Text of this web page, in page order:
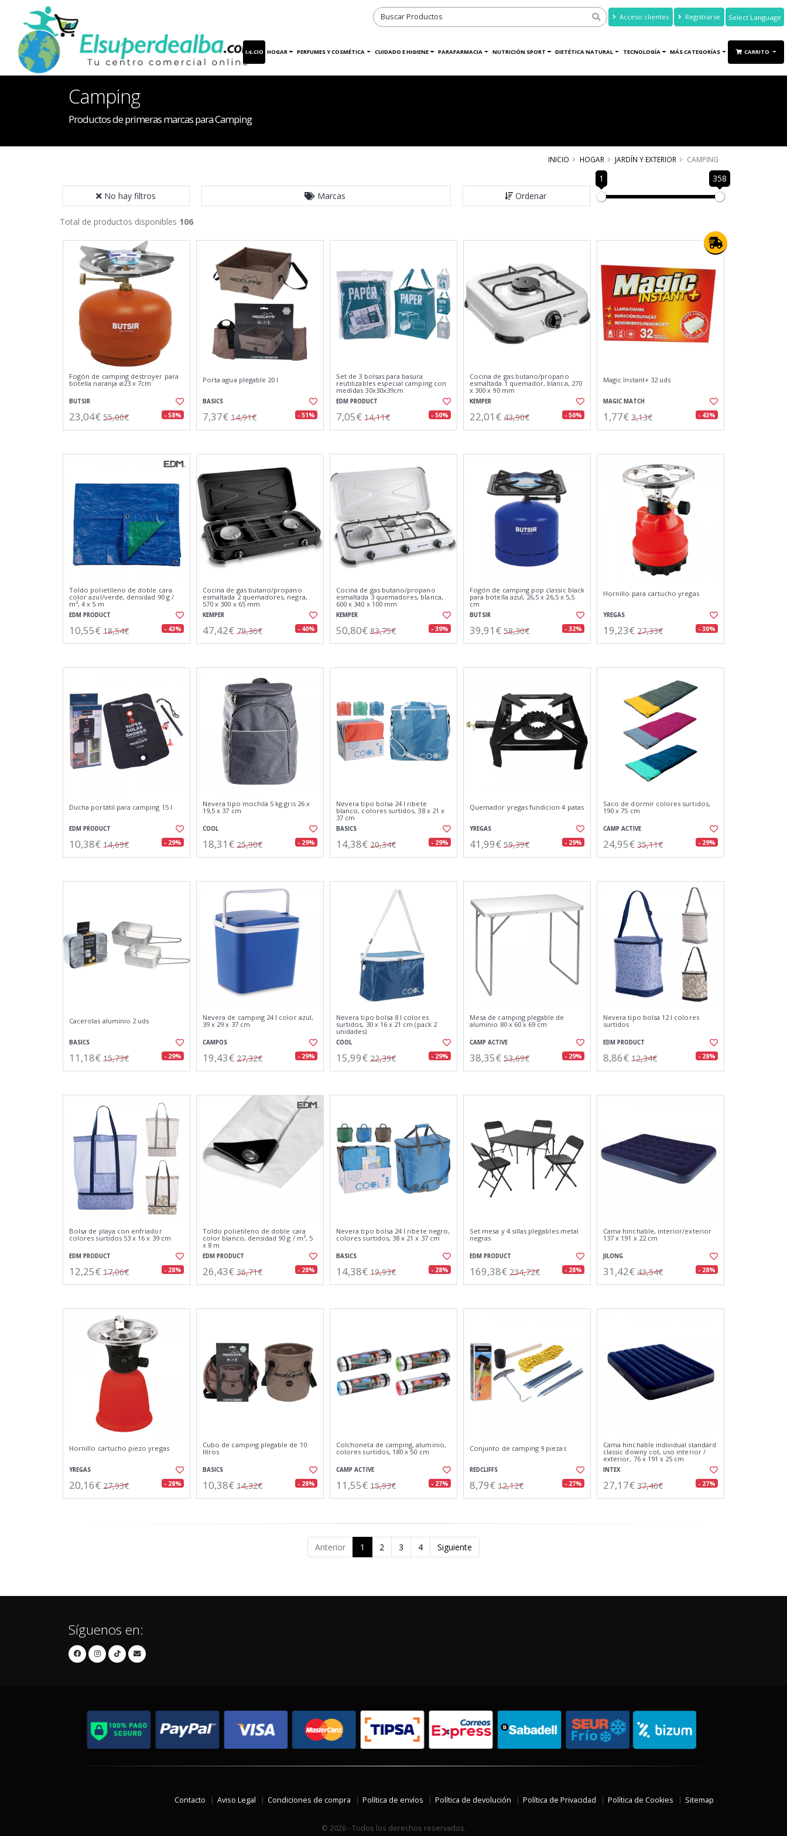
Acceso clientes Registrarse
Translate
INICIO HOGAR PERFUMES Y COSMÉTICA CUIDADO E HIGIENE PARAFARMACIA NUTRICIÓN SPORT DIETÉTICA NATURAL TECNOLOGÍA MÁS CATEGORÍAS CARRITO
Camping
Productos de primeras marcas para Camping
INICIO HOGAR JARDÍN Y EXTERIOR CAMPING
No hay filtros Marcas Ordenar
1 358
Total de productos disponibles 106
Fogón de camping destroyer para
botella naranja ø23 x 7cm
BUTSIR
23,04€ 55,00€ - 58%
Porta agua plegable 20 l
BASICS
7,37€ 14,91€ - 51%
Set de 3 bolsas para basura
reutilizables especial camping con
medidas 30x30x39cm
EDM PRODUCT
7,05€ 14,11€ - 50%
Cocina de gas butano/propano
esmaltada 1 quemador, blanca, 270
x 300 x 90 mm
KEMPER
22,01€ 43,90€ - 50%
Magic Instant+ 32 uds
MAGIC MATCH
1,77€ 3,13€ - 43%
Toldo polietileno de doble cara
color azul/verde, densidad 90 g /
m², 4 x 5 m
EDM PRODUCT
10,55€ 18,54€ - 43%
Cocina de gas butano/propano
esmaltada 2 quemadores, negra,
570 x 300 x 65 mm
KEMPER
47,42€ 79,36€ - 40%
Cocina de gas butano/propano
esmaltada 3 quemadores, blanca,
600 x 340 x 100 mm
KEMPER
50,80€ 83,75€ - 39%
Fogón de camping pop classic black
para botella azul, 26,5 x 26,5 x 5,5
cm
BUTSIR
39,91€ 58,30€ - 32%
Hornillo para cartucho yregas
YREGAS
19,23€ 27,33€ - 30%
Ducha portátil para camping 15 l
EDM PRODUCT
10,38€ 14,69€ - 29%
Nevera tipo mochila 5 kg gris 26 x
19,5 x 37 cm
COOL
18,31€ 25,90€ - 29%
Nevera tipo bolsa 24 l ribete
blanco, colores surtidos, 38 x 21 x
37 cm
BASICS
14,38€ 20,34€ - 29%
Quemador yregas fundicion 4 patas
YREGAS
41,99€ 59,39€ - 29%
Saco de dormir colores surtidos,
190 x 75 cm
CAMP ACTIVE
24,95€ 35,11€ - 29%
Cacerolas aluminio 2 uds
BASICS
11,18€ 15,73€ - 29%
Nevera de camping 24 l color azul,
39 x 29 x 37 cm
CAMPOS
19,43€ 27,32€ - 29%
Nevera tipo bolsa 8 l colores
surtidos, 30 x 16 x 21 cm (pack 2
unidades)
COOL
15,99€ 22,39€ - 29%
Mesa de camping plegable de
aluminio 80 x 60 x 69 cm
CAMP ACTIVE
38,35€ 53,69€ - 29%
Nevera tipo bolsa 12 l colores
surtidos
EDM PRODUCT
8,86€ 12,34€ - 28%
Bolsa de playa con enfriador
colores surtidos 53 x 16 x 39 cm
EDM PRODUCT
12,25€ 17,06€ - 28%
Toldo polietileno de doble cara
color blanco, densidad 90 g / m², 5
x 8 m
EDM PRODUCT
26,43€ 36,71€ - 28%
Nevera tipo bolsa 24 l ribete negro,
colores surtidos, 38 x 21 x 37 cm
BASICS
14,38€ 19,93€ - 28%
Set mesa y 4 sillas plegables metal
negras
EDM PRODUCT
169,38€ 234,72€ - 28%
Cama hinchable, interior/exterior
137 x 191 x 22 cm
JILONG
31,42€ 43,54€ - 28%
Hornillo cartucho piezo yregas
YREGAS
20,16€ 27,93€ - 28%
Cubo de camping plegable de 10
litros
BASICS
10,38€ 14,32€ - 28%
Colchoneta de camping, aluminio,
colores surtidos, 180 x 50 cm
CAMP ACTIVE
11,55€ 15,93€ - 27%
Conjunto de camping 9 piezas
REDCLIFFS
8,79€ 12,12€ - 27%
Cama hinchable individual standard
classic downy cot, uso interior /
exterior, 76 x 191 x 25 cm
INTEX
27,17€ 37,46€ - 27%
Anterior 1 2 3 4 Siguiente
Síguenos en:
Contacto Aviso Legal Condiciones de compra Política de envíos Política de devolución Política de Privacidad Política de Cookies Sitemap
© 2026 - Todos los derechos reservados.